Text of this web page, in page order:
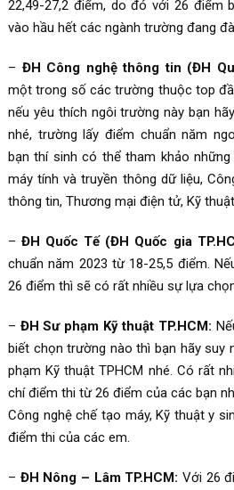
22,49-27,2 điểm, do đó với 26 điểm
vào hầu hết các ngành trường đang
– ĐH Công nghệ thông tin (ĐH
một trong số các trường thuộc top
nếu yêu thích ngôi trường này bạn
nhé, trường lấy điểm chuẩn năm
bạn thí sinh có thể tham khảo
máy tính và truyền thông dữ liệu,
thông tin, Thương mại điện tử, Kỹ
–ĐH Quốc Tế (ĐH Quốc gia
chuẩn năm 2023 từ 18-25,5 điểm.
26 điểm thì sẽ có rất nhiều sự lựa
– ĐH Sư phạm Kỹ thuật TP.HCM:
biết chọn trường nào thì bạn hãy suy
phạm Kỹ thuật TPHCM nhé. Có rất
chí điểm thi từ 26 điểm của các bạn
Công nghệ chế tạo máy, Kỹ thuật y
điểm thi của các em.
– ĐH Nông – Lâm TP.HCM: Với 26